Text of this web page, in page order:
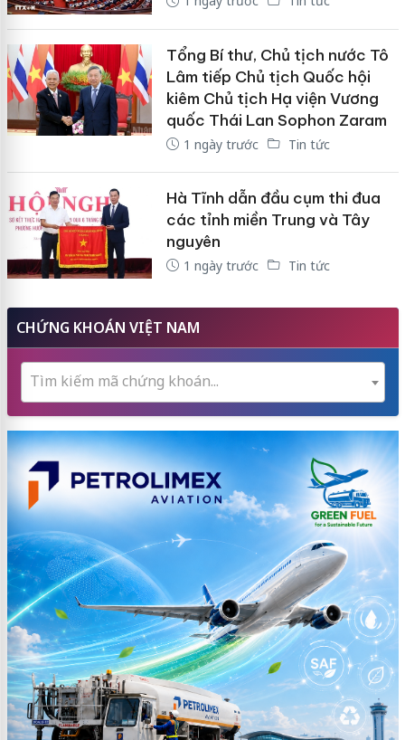
Tổng Bí thư, Chủ tịch nước Tô
Lâm tiếp Chủ tịch Quốc hội
kiêm Chủ tịch Hạ viện Vương
quốc Thái Lan Sophon Zaram
1 ngày trước Tin tức
Hà Tĩnh dẫn đầu cụm thi đua
các tỉnh miền Trung và Tây
nguyên
1 ngày trước Tin tức
CHỨNG KHOÁN VIỆT NAM
Tìm kiếm mã chứng khoán...